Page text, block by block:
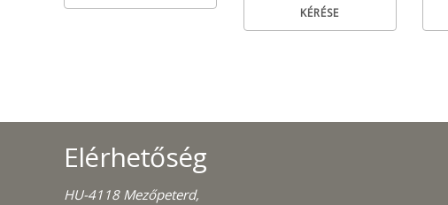
KÉRÉSE
Elérhetőség
HU-4118 Mezőpeterd,